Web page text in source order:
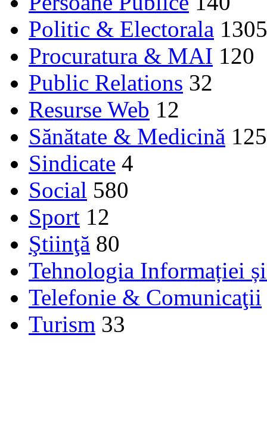
Politic & Electorala 1305
Procuratura & MAI 120
Public Relations 32
Resurse Web 12
Sănătate & Medicină 125
Sindicate 4
Social 580
Sport 12
Ştiinţă 80
Tehnologia Informației
Telefonie & Comunicaţii
Turism 33